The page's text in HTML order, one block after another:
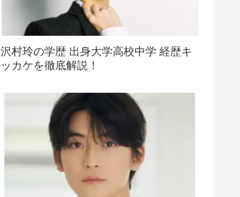
沢村玲の学歴 出身大学高校中学 経歴キ
ッカケを徹底解説！